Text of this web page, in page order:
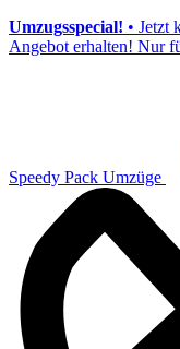
Umzugsspecial! • Jetzt
Angebot erhalten! Nur
Speedy Pack Umzüge